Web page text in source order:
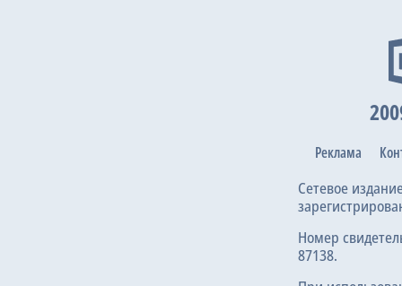
Реклама
Сетевое
Номер
87138.